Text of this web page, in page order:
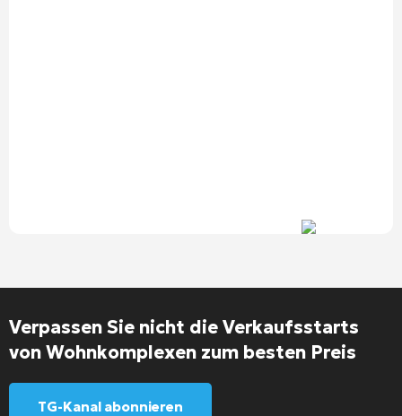
Verpassen Sie nicht die Verkaufsstarts
von Wohnkomplexen zum besten Preis
TG-Kanal abonnieren